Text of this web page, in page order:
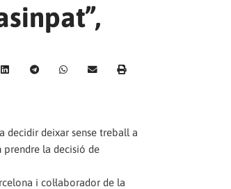
decidir deixar sense treball a
prendre la decisió de
i col·laborador de la